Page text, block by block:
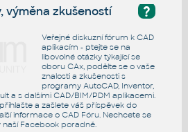
?
výměna zkušeností
Veřejné diskuzní fórum k CAD
aplikacím - ptejte se na
libovolné otázky týkající se
oboru CAx, podělte se o vaše
znalosti a zkušenosti s
programy AutoCAD, Inventor,
a s dalšími CAD/BIM/PDM aplikacemi.
a zašlete váš příspěvek do
informace o CAD Fóru. Nechcete se
naší Facebook poradně.